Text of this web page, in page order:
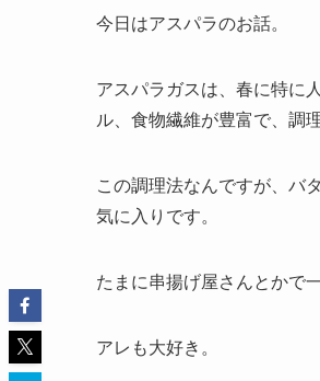
今日はアスパラのお話。
アスパラガスは、春に特に
ル、食物繊維が豊富で、調
この調理法なんですが、バ
気に入りです。
たまに串揚げ屋さんとかで
アレも大好き。